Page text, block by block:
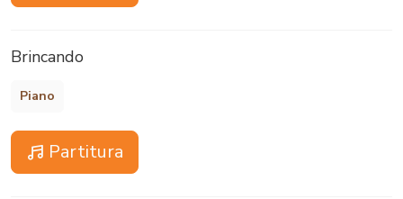
Brincando
Piano
Partitura